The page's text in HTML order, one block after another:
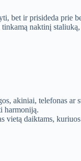
bet ir prisideda prie
naktinį
akiniai, telefonas ar
harmoniją.
vietą daiktams,